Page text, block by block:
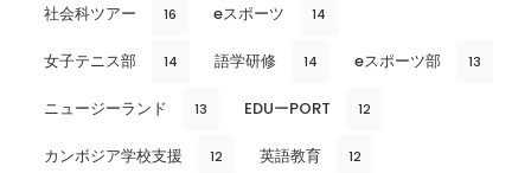
社会科ツアー 16 eスポーツ 14
女子テニス部 14 語学研修 14 eスポーツ部 13
ニュージーランド 13 EDUーPORT 12
カンボジア学校支援 12 英語教育 12